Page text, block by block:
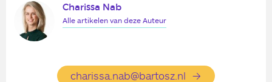
Charissa Nab
Alle artikelen van deze Auteur
charissa.nab@bartosz.nl